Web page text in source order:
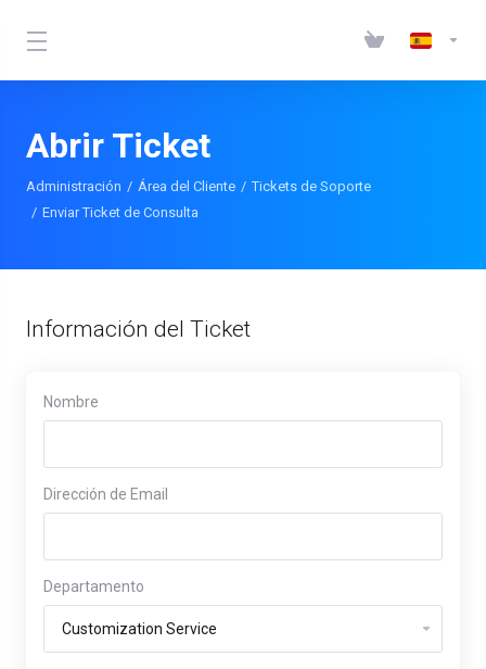
Abrir Ticket
Administración Área del Cliente
Tickets de Soporte
Enviar Ticket de Consulta
Información del Ticket
Nombre
Dirección de Email
Departamento